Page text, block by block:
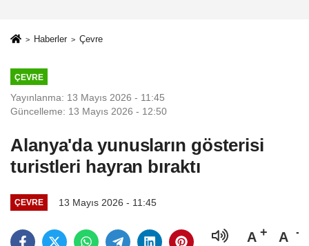
Haberler Çevre
ÇEVRE
Yayınlanma: 13 Mayıs 2026 - 11:45
Güncelleme: 13 Mayıs 2026 - 12:50
Alanya'da yunusların gösterisi
turistleri hayran bıraktı
ÇEVRE 13 Mayıs 2026 - 11:45
A A